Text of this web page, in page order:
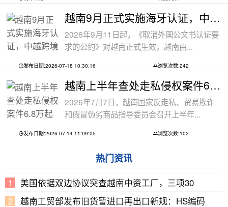
越南9月正式实施海牙认证，中越跨境文件
2026年9月11日起，《取消外国公文书认证要
求的公约》对越南正式生效。越南由...
发布日期:2026-07-18 10:30:16 浏览次数:242
越南上半年查处走私侵权案件6.8万起
2026年7月7日，越南国家反走私、贸易欺诈
和假冒伪劣商品指导委员会召开上半年...
发布日期:2026-07-14 11:09:05 浏览次数:102
热门资讯
美国依据双边协议突查越南中资工厂，三项30
越南工贸部发布旧货暂进口再出口新规：HS编码